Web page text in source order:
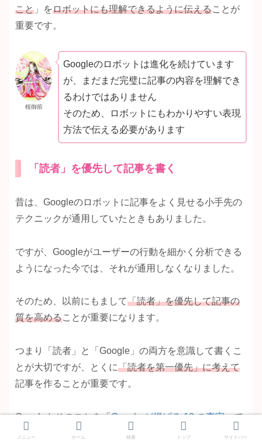
こと 」をロボットにも理解できるように伝えることが
重要です。
桜御前
Googleのロボットは進化を続けています
が、まだまだ完璧に記事の内容を理解でき
るわけではありません
そのため、ロボットにもわかりやすい表現
方法で伝える必要があります
「読者」を優先して記事を書く
昔は、Googleのロボットに記事をよく見せる小手先の
テクニックが通用していたときもありました。
ですが、Googleがユーザーの行動を細かく分析できる
ようになった今では、それが通用しなくなりました。
そのため、以前にもまして「読者」を優先して記事の
質を高めることが重要になります。
つまり「読者」と「Google」の両方を意識して書くこ
とが大切ですが、とくに「読者を第一優先」に考えて
記事を作ることが重要です。
Googleもそのことを「Google が掲げる 10 の事実」で
伝えています。
メニュー ホーム 検索 トップ サイドバー